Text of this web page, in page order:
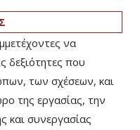
να
δεξιότητες που
των σχέσεων, και
της εργασίας, την
και συνεργασίας